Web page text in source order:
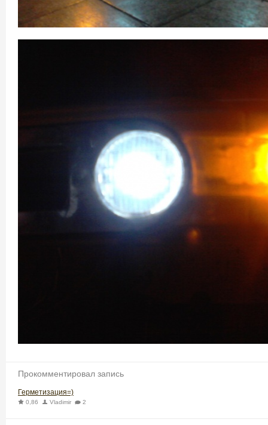
Прокомментировал запись
Герметизация=)
0,86 Vladimir 2